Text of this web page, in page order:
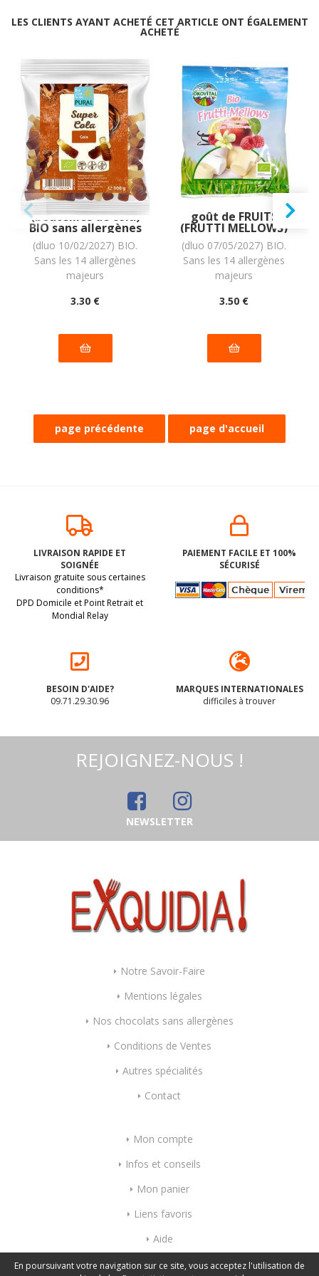
LES CLIENTS AYANT ACHETÉ CET ARTICLE ONT ÉGALEMENT
ACHETÉ
Bonbons Super Cola
(bouteilles de cola)
BIO sans allergènes
Pural : 100g
(dluo 10/02/2027) BIO.
Sans les 14 allergènes
majeurs
3.30 €
goût de FRUITS
(FRUTTI MELLOWS)
BIO sans allergènes
Ökovital : 90g
(dluo 07/05/2027) BIO.
Sans les 14 allergènes
majeurs
3.50 €
Biscuits au cacao
crème vanille
vegan sans
allergènes
Hammermülhe :
125 grammes
(dluo 02/03/2027) Sans
les 14 allergènes
majeurs.
LIVRAISON RAPIDE ET
SOIGNÉE
Livraison gratuite sous certaines
conditions*
DPD Domicile et Point Retrait et
Mondial Relay
PAIEMENT FACILE ET 100%
SÉCURISÉ
BESOIN D'AIDE?
09.71.29.30.96
MARQUES INTERNATIONALES
difficiles à trouver
REJOIGNEZ-NOUS !
NEWSLETTER
Notre Savoir-Faire
Mentions légales
Nos chocolats sans allergènes
Conditions de Ventes
Autres spécialités
Contact
Mon compte
Infos et conseils
Mon panier
Liens favoris
Aide
Index mots-clés
En poursuivant votre navigation sur ce site, vous acceptez l'utilisation de